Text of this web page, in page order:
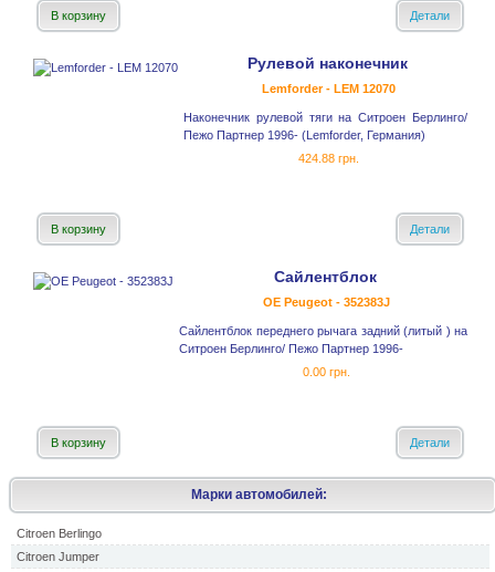
Марки автомобилей:
Citroen Berlingo
Citroen Jumper
В корзину Детали
Рулевой наконечник
Lemforder - LEM 12070
Наконечник рулевой тяги на Ситроен Берлинго/
Пежо Партнер 1996- (Lemforder, Германия)
424.88 грн.
В корзину Детали
Сайлентблок
OE Peugeot - 352383J
Сайлентблок переднего рычага задний (литый ) на
Ситроен Берлинго/ Пежо Партнер 1996-
0.00 грн.
В корзину Детали